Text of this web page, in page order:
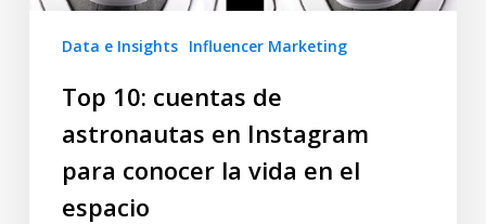
Data e Insights Influencer Marketing
Top 10: cuentas de
astronautas en Instagram
para conocer la vida en el
espacio